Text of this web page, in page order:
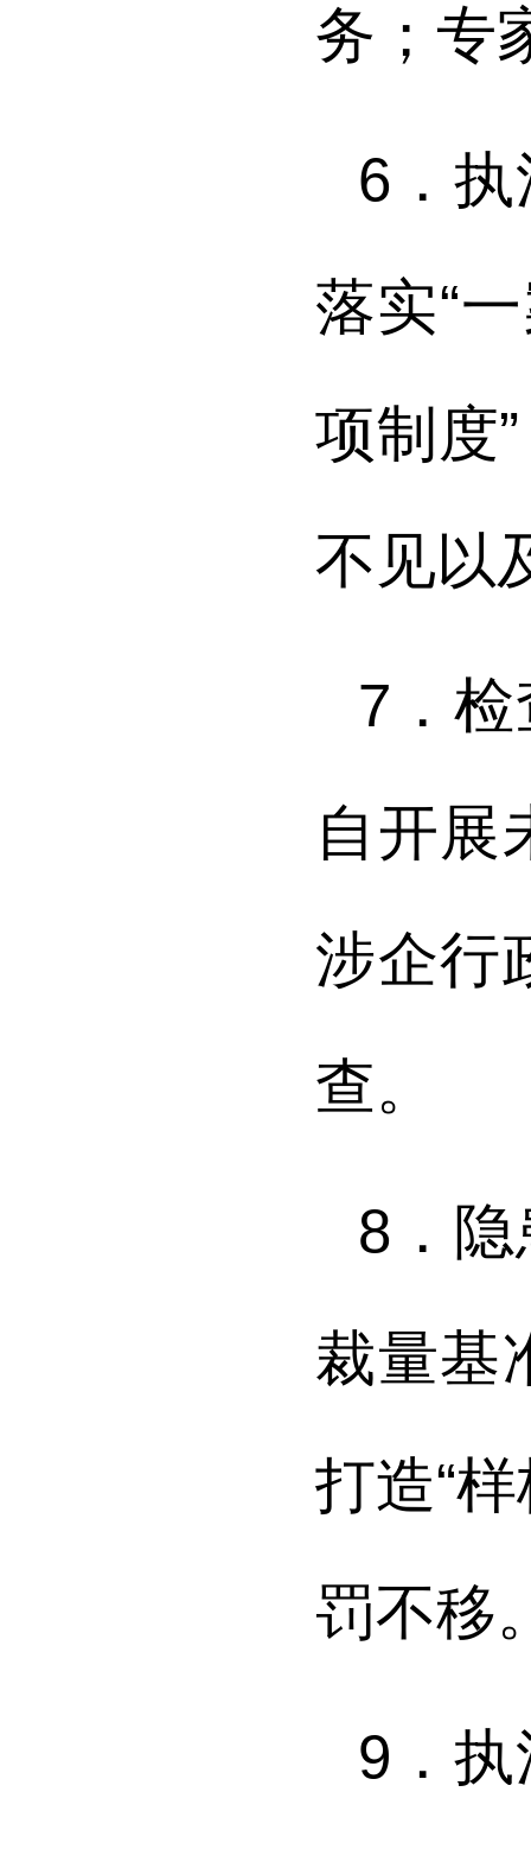
务；专
6．
落实“
项制度
不见以
7．
自开展
涉企行
查。
8．
裁量基
打造“
罚不移
9．